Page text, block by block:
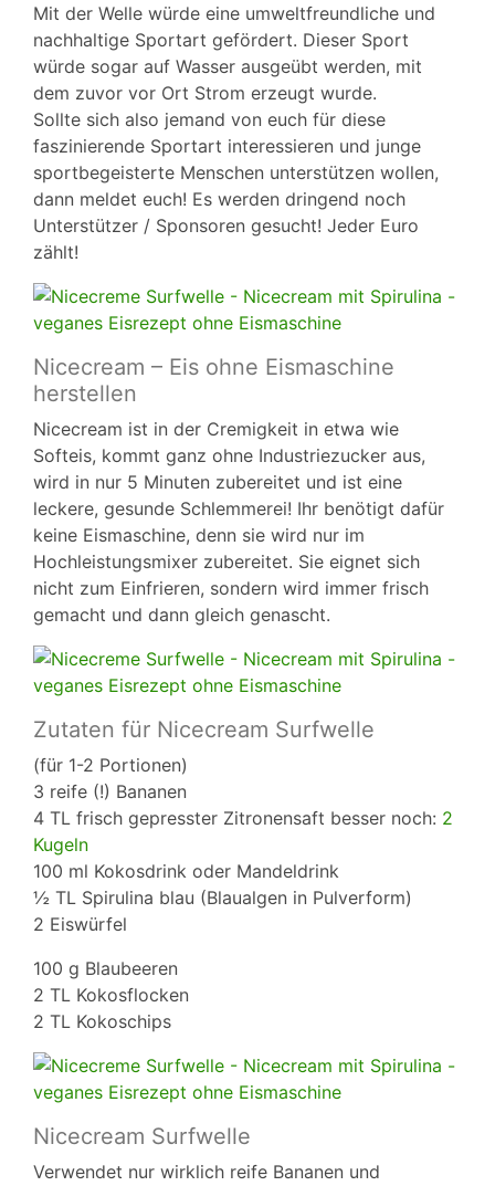
Mit der Welle würde eine umweltfreundliche und
nachhaltige Sportart gefördert. Dieser Sport
würde sogar auf Wasser ausgeübt werden, mit
dem zuvor vor Ort Strom erzeugt wurde.
Sollte sich also jemand von euch für diese
faszinierende Sportart interessieren und junge
sportbegeisterte Menschen unterstützen wollen,
dann meldet euch! Es werden dringend noch
Unterstützer / Sponsoren gesucht! Jeder Euro
zählt!
Nicecream – Eis ohne Eismaschine
herstellen
Nicecream ist in der Cremigkeit in etwa wie
Softeis, kommt ganz ohne Industriezucker aus,
wird in nur 5 Minuten zubereitet und ist eine
leckere, gesunde Schlemmerei! Ihr benötigt dafür
keine Eismaschine, denn sie wird nur im
Hochleistungsmixer zubereitet. Sie eignet sich
nicht zum Einfrieren, sondern wird immer frisch
gemacht und dann gleich genascht.
Zutaten für Nicecream Surfwelle
(für 1-2 Portionen)
3 reife (!) Bananen
4 TL frisch gepresster Zitronensaft besser noch: 2
Kugeln
100 ml Kokosdrink oder Mandeldrink
½ TL Spirulina blau (Blaualgen in Pulverform)
2 Eiswürfel
100 g Blaubeeren
2 TL Kokosflocken
2 TL Kokoschips
Nicecream Surfwelle
Verwendet nur wirklich reife Bananen und